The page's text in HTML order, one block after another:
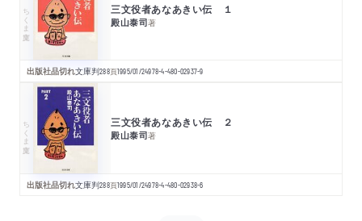
ちくま文庫 三文役者あなあきい伝 １
殿山泰司著
出版社品切れ文庫判288頁1995/01/24978-4-480-02937-9
ちくま文庫 三文役者あなあきい伝 ２
殿山泰司著
出版社品切れ文庫判288頁1995/01/24978-4-480-02938-6